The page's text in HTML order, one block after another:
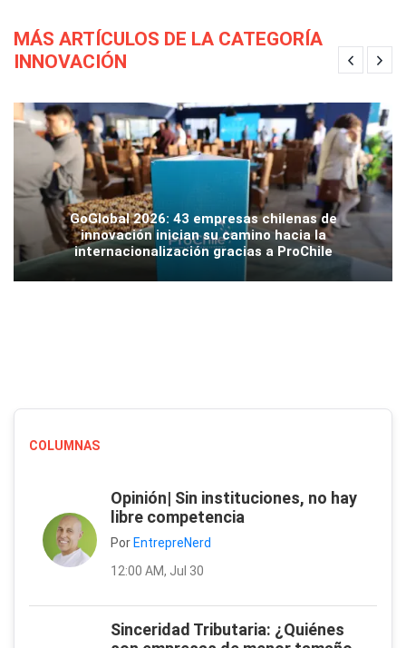
MÁS ARTÍCULOS DE LA CATEGORÍA
INNOVACIÓN
GoGlobal 2026: 43 empresas chilenas de
innovación inician su camino hacia la
internacionalización gracias a ProChile
COLUMNAS
Opinión| Sin instituciones, no hay
libre competencia
Por EntrepreNerd
12:00 AM, Jul 30
Sinceridad Tributaria: ¿Quiénes